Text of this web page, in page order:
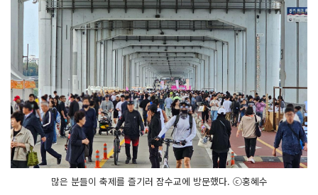
많은 분들이 축제를 즐기러 잠수교에 방문했다. ⓒ홍혜수